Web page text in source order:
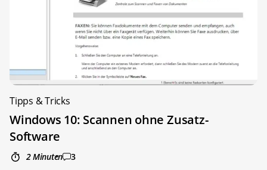
Tipps & Tricks
Windows 10: Scannen ohne Zusatz-
Software
2 Minuten 3